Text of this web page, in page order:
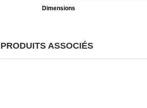
Dimensions
PRODUITS ASSOCIÉS